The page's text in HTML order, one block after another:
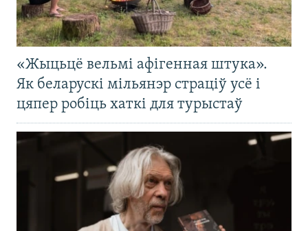
«Жыцьцё вельмі афігенная штука».
Як беларускі мільянэр страціў усё і
цяпер робіць хаткі для турыстаў